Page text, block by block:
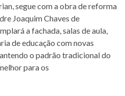
segue com a obra de reforma
Joaquim Chaves de
a fachada, salas de aula,
de educação com novas
o padrão tradicional do
para os